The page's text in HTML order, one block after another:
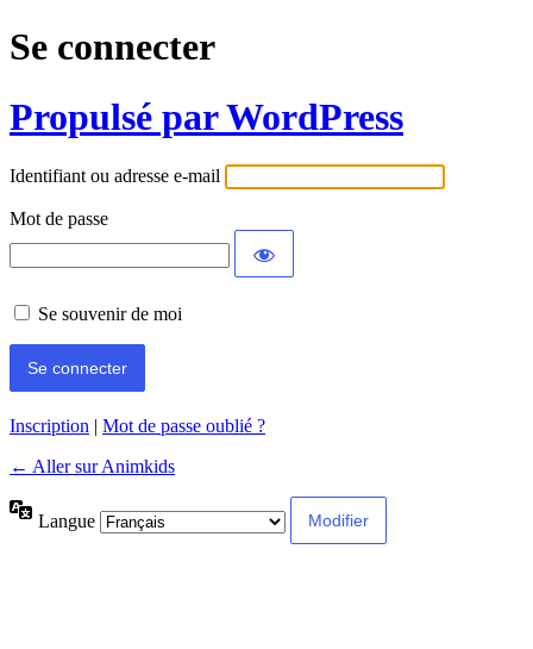
Se connecter
Propulsé par WordPress
Identifiant ou adresse e-mail
Mot de passe
Se souvenir de moi
Inscription | Mot de passe oublié ?
← Aller sur Animkids
Langue